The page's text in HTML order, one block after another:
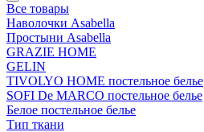
Все товары
Наволочки Asabella
Простыни Asabella
GRAZIE HOME
GELIN
TIVOLYO HOME постельное белье
SOFI De MARCO постельное белье
Белое постельное белье
Тип ткани